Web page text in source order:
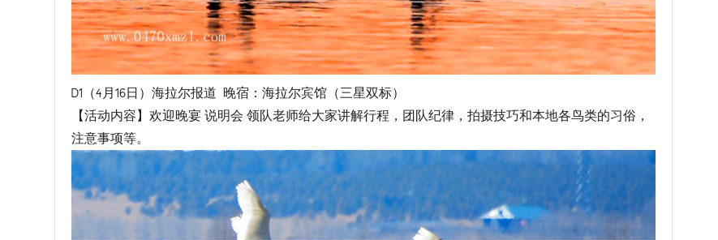
D1（4月16日）海拉尔报道 晚宿：海拉尔宾馆（三星双标）
【活动内容】欢迎晚宴 说明会 领队老师给大家讲解行程，团队纪律，拍摄技巧和本地各鸟类的习俗，
注意事项等。